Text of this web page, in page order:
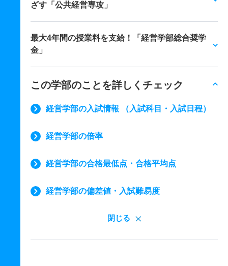
ざす「公共経営専攻」
最大4年間の授業料を支給！「経営学部総合奨学
金」
この学部のことを詳しくチェック
経営学部の入試情報 （入試科目・入試日程）
経営学部の倍率
経営学部の合格最低点・合格平均点
経営学部の偏差値・入試難易度
閉じる